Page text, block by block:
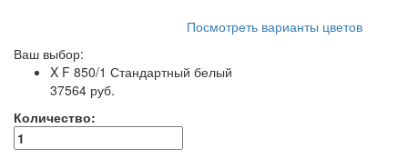
Посмотреть варианты цветов
Ваш выбор:
X F 850/1 Стандартный белый
37564 руб.
Количество: